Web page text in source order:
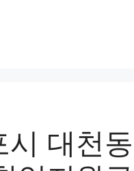
시 대천